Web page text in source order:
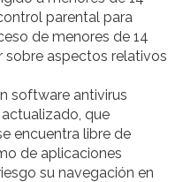
parental para
de menores de 14
sobre aspectos relativos
software antivirus
que
encuentra libre de
de aplicaciones
su navegación en